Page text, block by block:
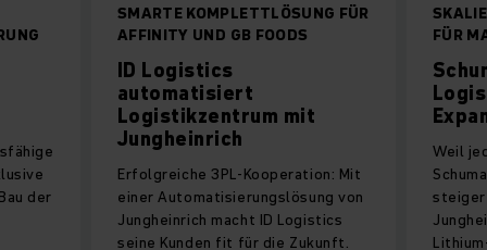
SMARTE KOMPLETTLÖSUNG FÜR
AFFINITY UND GB FOODS
ID Logistics
automatisiert
Logistikzentrum mit
Jungheinrich
Erfolgreiche 3PL-Kooperation: Mit
einer Automatisierungslösung von
Jungheinrich macht ID Logistics
seine Kunden fit für die Zukunft.
FÜR
Weil
der